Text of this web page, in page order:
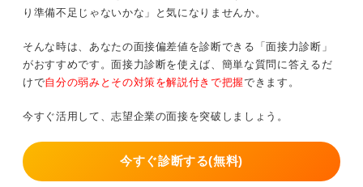
り準備不足じゃないかな」と気になりませんか。
そんな時は、あなたの面接偏差値を診断できる「面接力診断」
がおすすめです。面接力診断を使えば、簡単な質問に答えるだ
けで自分の弱みとその対策を解説付きで把握できます。
今すぐ活用して、志望企業の面接を突破しましょう。
今すぐ診断する(無料)